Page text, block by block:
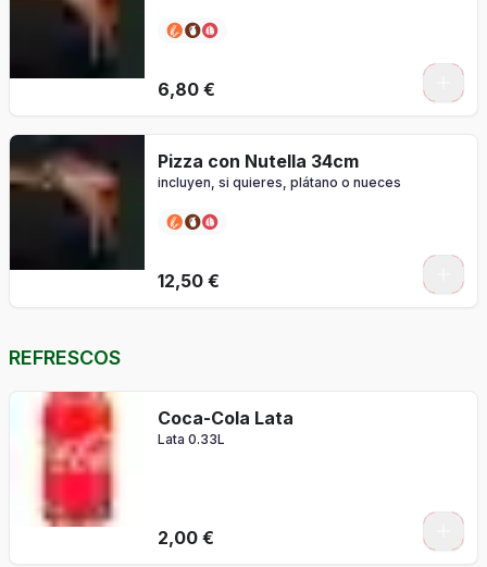
6,80 €
Pizza con Nutella 34cm
incluyen, si quieres, plátano o nueces
12,50 €
REFRESCOS
Coca-Cola Lata
Lata 0.33L
2,00 €